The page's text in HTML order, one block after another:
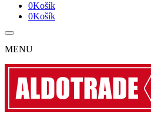
0Košík
0Košík
MENU